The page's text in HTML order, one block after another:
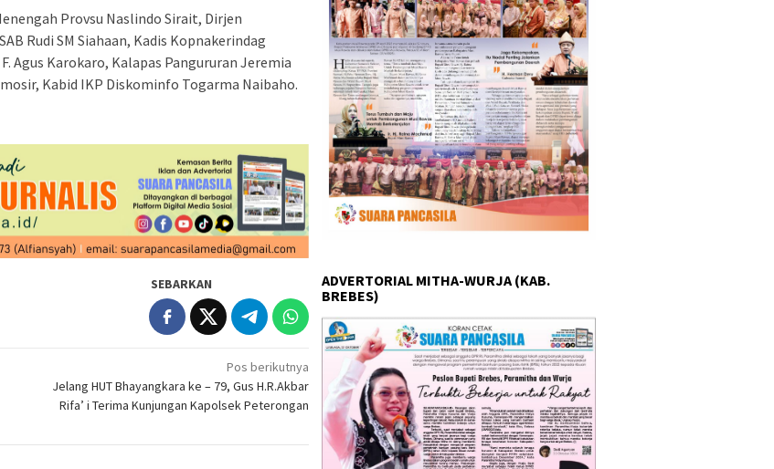
Provsu Naslindo Sirait, Dirjen
Rudi SM Siahaan, Kadis Kopnakerindag
Agus Karokaro, Kalapas Pangururan Jeremia
Kabid IKP Diskominfo Togarma Naibaho.
SEBARKAN
Pos berikutnya
Jelang HUT Bhayangkara ke – 79, Gus H.R.Akbar
Rifa’ i Terima Kunjungan Kapolsek Peterongan
ADVERTORIAL MITHA-WURJA (KAB.
BREBES)